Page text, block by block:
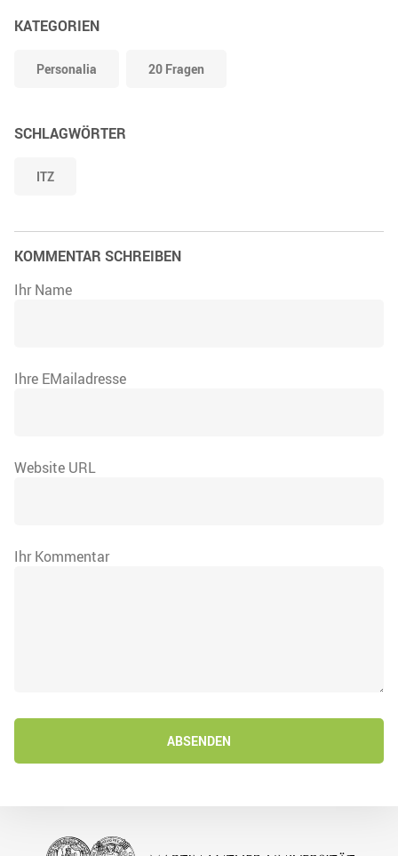
KATEGORIEN
Personalia 20 Fragen
SCHLAGWÖRTER
ITZ
KOMMENTAR SCHREIBEN
Ihr Name
Ihre EMailadresse
Website URL
Ihr Kommentar
ABSENDEN